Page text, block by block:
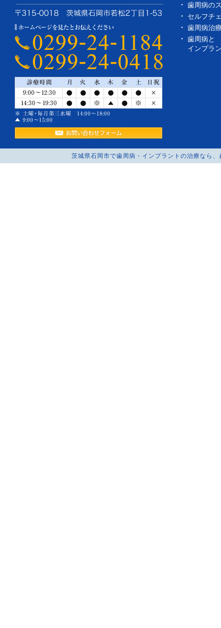
歯周病の
セルフチ
歯周病治
歯周病と
インプラ
茨城県石岡市で歯周病・インプラントの治療な